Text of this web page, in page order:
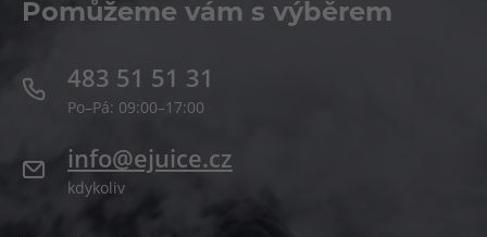
Pomůžeme vám s výběrem
483 51 51 31
Po–Pá: 09:00–17:00
info@ejuice.cz
kdykoliv